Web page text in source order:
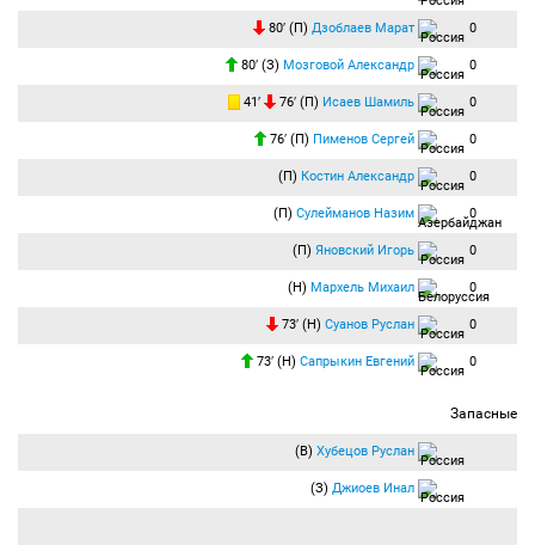
80′ (П) Дзоблаев Марат 0
80′ (З) Мозговой Александр 0
41′ 76′ (П) Исаев Шамиль 0
76′ (П) Пименов Сергей 0
(П) Костин Александр 0
(П) Сулейманов Назим 0
(П) Яновский Игорь 0
(Н) Мархель Михаил 0
73′ (Н) Суанов Руслан 0
73′ (Н) Сапрыкин Евгений 0
Запасные
(В) Хубецов Руслан
(З) Джиоев Инал